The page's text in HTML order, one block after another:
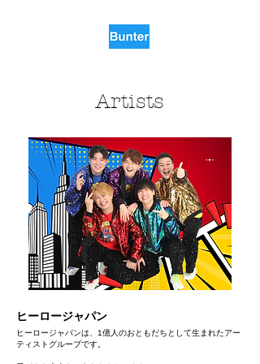
Artists
ヒーロージャパン
ヒーロージャパンは、1億人のおともだちとして生まれたアー
ティストグループです。